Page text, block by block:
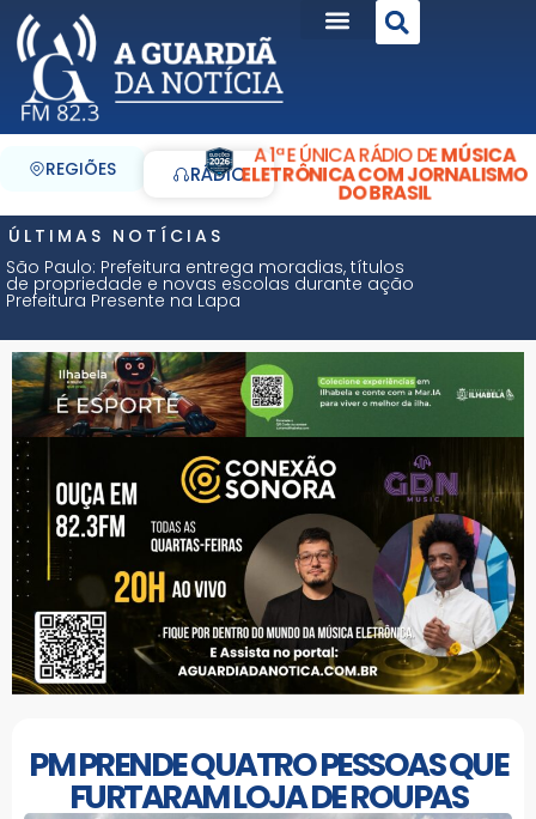
REGIÕES RÁDIO
A 1ª E ÚNICA RÁDIO DEMÚSICA
ELETRÔNICA COM JORNALISMO
DO BRASIL
ÚLTIMAS NOTÍCIAS
São Paulo: Prefeitura entrega moradias, títulos
de propriedade e novas escolas durante ação
Prefeitura Presente na Lapa
PM PRENDE QUATRO PESSOAS QUE
FURTARAM LOJA DE ROUPAS